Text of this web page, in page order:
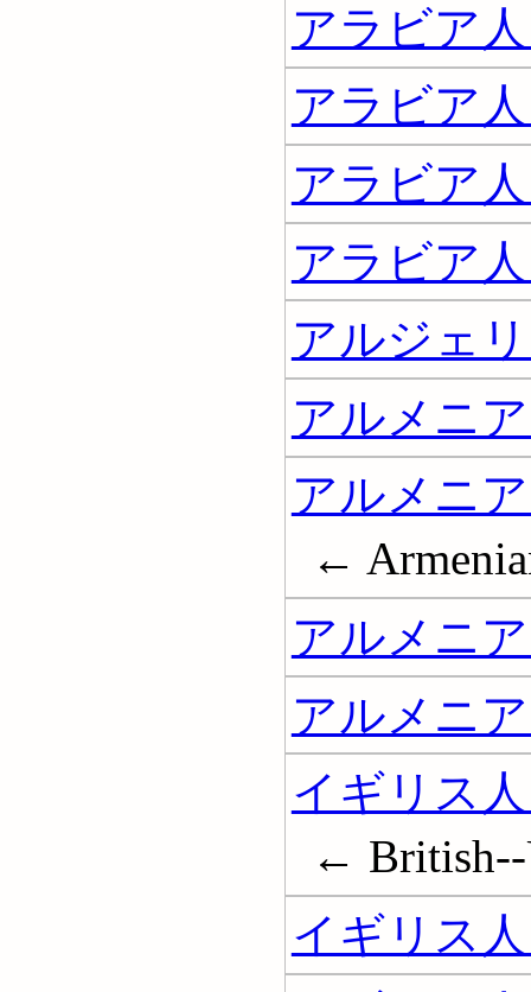
アラビア
アラビア
アラビア
アラビア
アルジェ
アルメニ
アルメニ
←
アルメニ
アルメニ
イギリス
← British--
イギリス